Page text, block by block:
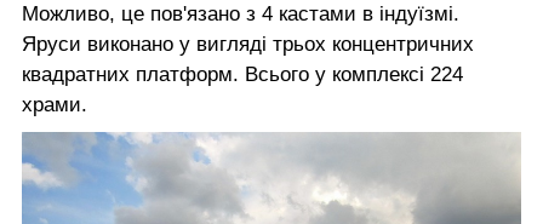
Можливо, це пов'язано з 4 кастами в індуїзмі.
Яруси виконано у вигляді трьох концентричних
квадратних платформ. Всього у комплексі 224
храми.